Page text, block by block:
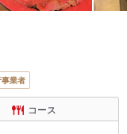
業者
コース